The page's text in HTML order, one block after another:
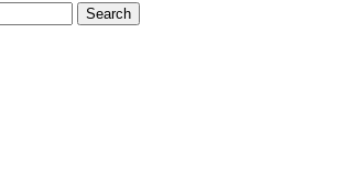
Search